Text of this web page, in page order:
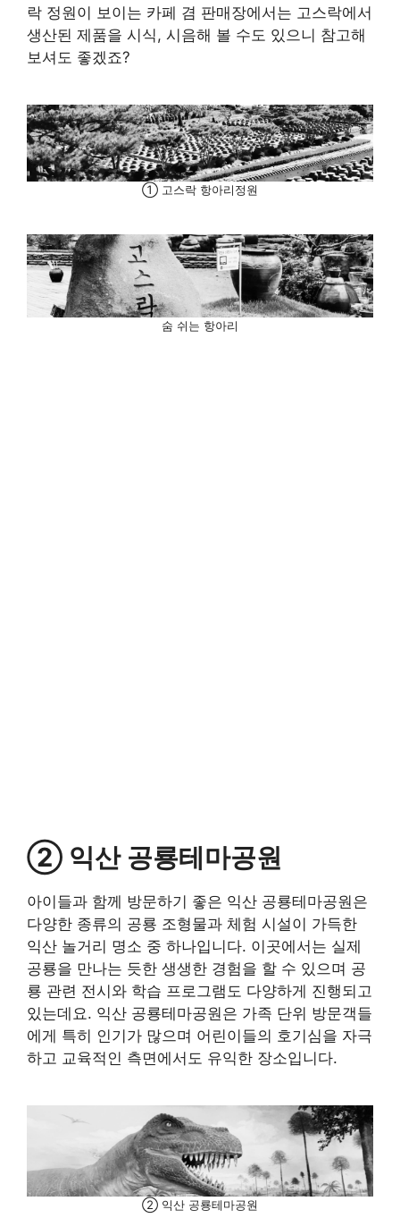
락 정원이 보이는 카페 겸 판매장에서는 고스락에서
생산된 제품을 시식, 시음해 볼 수도 있으니 참고해
보셔도 좋겠죠?
① 고스락 항아리정원
숨 쉬는 항아리
② 익산 공룡테마공원
아이들과 함께 방문하기 좋은 익산 공룡테마공원은
다양한 종류의 공룡 조형물과 체험 시설이 가득한
익산 놀거리 명소 중 하나입니다. 이곳에서는 실제
공룡을 만나는 듯한 생생한 경험을 할 수 있으며 공
룡 관련 전시와 학습 프로그램도 다양하게 진행되고
있는데요. 익산 공룡테마공원은 가족 단위 방문객들
에게 특히 인기가 많으며 어린이들의 호기심을 자극
하고 교육적인 측면에서도 유익한 장소입니다.
② 익산 공룡테마공원